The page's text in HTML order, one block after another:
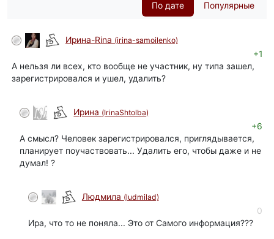
По дате Популярные
Ирина-Rina (irina-samoilenko)
+1
А нельзя ли всех, кто вообще не участник, ну типа зашел,
зарегистрировался и ушел, удалить?
Ирина (IrinaShtolba)
+6
А смысл? Человек зарегистрировался, приглядывается,
планирует поучаствовать... Удалить его, чтобы даже и не
думал! ?
Людмила (ludmilad)
0
Ира, что то не поняла... Это от Самого информация???